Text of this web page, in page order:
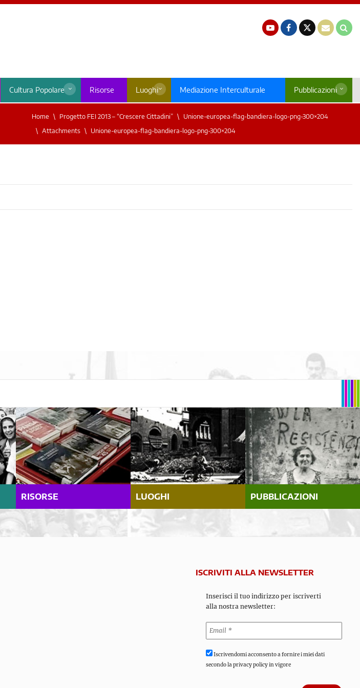
Cultura Popolare Risorse Luoghi Mediazione Interculturale Pubblicazioni
Home Progetto FEI 2013 – “Crescere Cittadini”
Unione-europea-flag-bandiera-logo-png-300×204
Attachments
Unione-europea-flag-bandiera-logo-png-300×204
RISORSE LUOGHI PUBBLICAZIONI
ISCRIVITI ALLA NEWSLETTER
Inserisci il tuo indirizzo per iscriverti
alla nostra newsletter:
Iscrivendomi acconsento a fornire i miei dati
secondo la privacy policy in vigore